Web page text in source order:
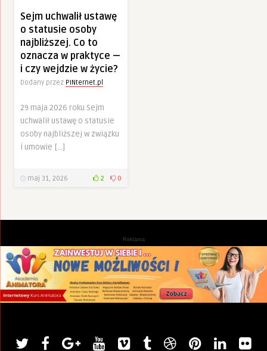
Sejm uchwalił ustawę
o statusie osoby
najbliższej. Co to
oznacza w praktyce —
i czy wejdzie w życie?
Dodany przez PINternet.pl
29 maja 2026 roku Sejm
uchwalił ustawę o statusie
osoby najbliższej w związku
i umowie […]
maj 31, 2026 2 0
Reklama